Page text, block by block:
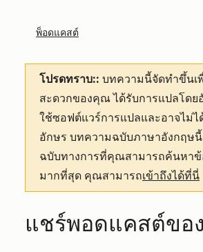
พ็อดแคสต์
โปรดทราบ:: บทความนี้จัดทำขึ้นเ
สะดวกของคุณได้รับการแปลโดย
ใช้ซอฟต์แวร์การแปลและอาจไม่
อักษร บทความฉบับภาษาอังกฤษ
ฉบับทางการที่คุณสามารถค้นหา
มากที่สุด คุณสามารถเข้าถึงได้ที่นี่
แชร์พอดแคสต์ขอ